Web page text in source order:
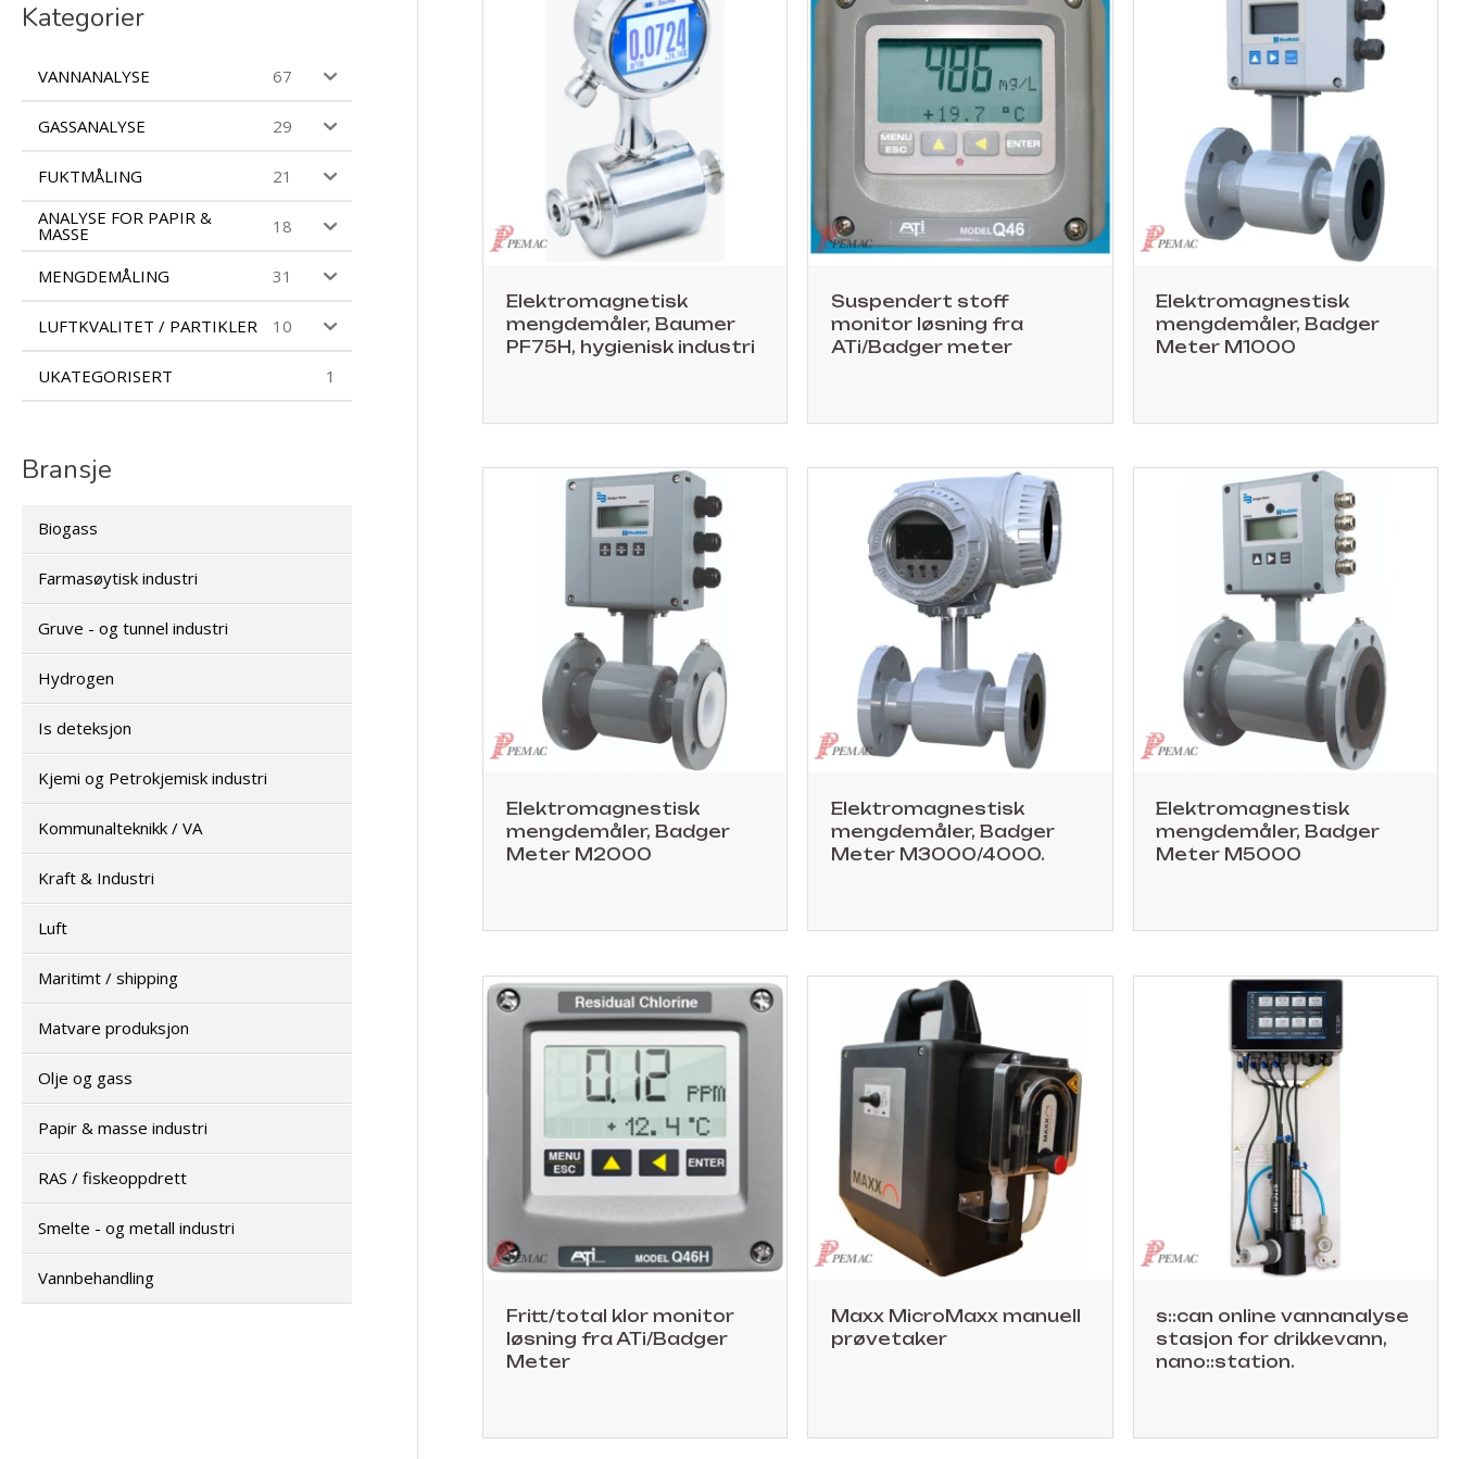
c
t
a
h
Kategorier
VANNANALYSE 67
GASSANALYSE 29
FUKTMÅLING
21
ANALYSE FOR PAPIR &
MASSE 18
MENGDEMÅLING 31
LUFTKVALITET / PARTIKLER 10
UKATEGORISERT 1
Bransje
Biogass
Farmasøytisk industri
Gruve - og tunnel industri
Hydrogen
Is deteksjon
Kjemi og Petrokjemisk industri
Kommunalteknikk / VA
Kraft & Industri
Luft
Maritimt / shipping
Matvare produksjon
Olje og gass
Papir & masse industri
RAS / fiskeoppdrett
Smelte - og metall industri
Vannbehandling
Elektromagnetisk
mengdemåler, Baumer
PF75H, hygienisk industri
Suspendert stoff
monitor løsning fra
ATi/Badger meter
Elektromagnestisk
mengdemåler, Badger
Meter M1000
Elektromagnestisk
mengdemåler, Badger
Meter M2000
Elektromagnestisk
mengdemåler, Badger
Meter M3000/4000.
Elektromagnestisk
mengdemåler, Badger
Meter M5000
Fritt/total klor monitor
løsning fra ATi/Badger
Meter
Maxx MicroMaxx manuell
prøvetaker
s::can online vannanalyse
stasjon for drikkevann,
nano::station.